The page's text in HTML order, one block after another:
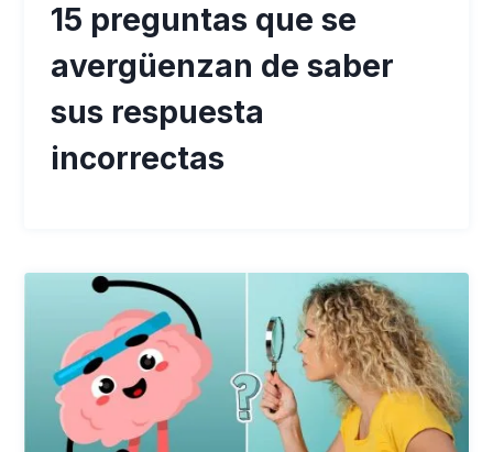
15 preguntas que se
avergüenzan de saber
sus respuesta
incorrectas